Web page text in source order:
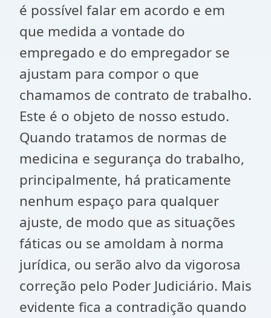
é possível falar em acordo e em
que medida a vontade do
empregado e do empregador se
ajustam para compor o que
chamamos de contrato de trabalho.
Este é o objeto de nosso estudo.
Quando tratamos de normas de
medicina e segurança do trabalho,
principalmente, há praticamente
nenhum espaço para qualquer
ajuste, de modo que as situações
fáticas ou se amoldam à norma
jurídica, ou serão alvo da vigorosa
correção pelo Poder Judiciário. Mais
evidente fica a contradição quando